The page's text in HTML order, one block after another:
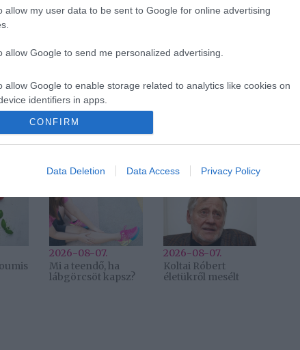
allow my user data to be sent to Google for online advertising
allow Google to send me personalized advertising.
allow Google to enable storage related to analytics like cookies on
identifiers in apps.
allow Google to enable storage related to functionality of the website
CONFIRM
Data Deletion Data Access Privacy Policy
Nóra
Következő bejegyzés
2026-08-07.
Mi a teendő, ha
lábgörcsöt kapsz?
2026-08-07.
Koltai Róbert
életükről mesélt